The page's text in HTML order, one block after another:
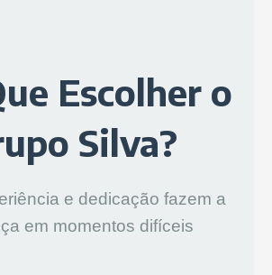
Escolher o
Silva?
e dedicação fazem a
em momentos difíceis